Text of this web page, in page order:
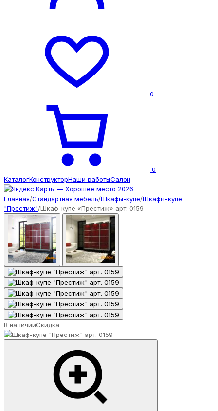
0
0
КаталогКонструкторНаши работыСалон
Главная/Стандартная мебель/Шкафы-купе/Шкафы-купе
"Престиж"/Шкаф-купе «Престиж» арт. 0159
В наличииСкидка